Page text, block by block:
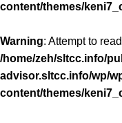
content/themes/
Warning: Attempt to
/home/zeh/sltcc.info/
advisor.sltcc.info/wp/
content/themes/